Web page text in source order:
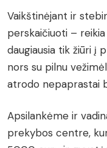
Vaikštinėjant ir
perskaičiuoti –
daugiausia tik žiūri į
nors su pilnu
atrodo nepaprastai
Apsilankėme ir
prekybos centre,